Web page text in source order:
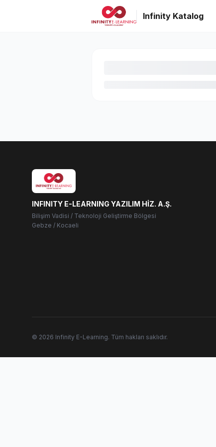
Infinity Katalog
INFINITY E-LEARNING YAZILIM HİZ. A.Ş.
Bilişim Vadisi / Teknoloji Geliştirme Bölgesi
Gebze / Kocaeli
© 2026 Infinity E-Learning. Tüm hakları saklıdır.